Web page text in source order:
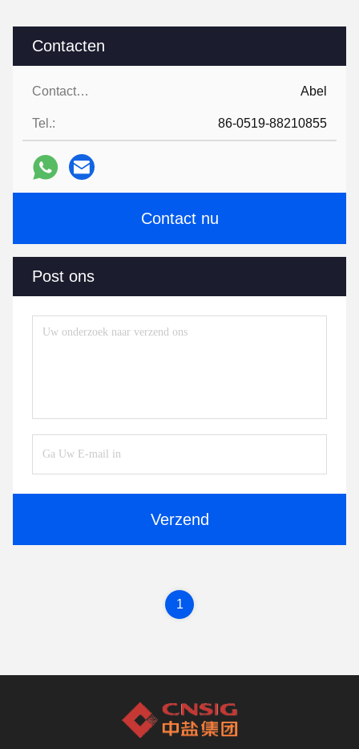
Contacten
Contacten: Abel
Tel.: 86-0519-88210855
Contact nu
Post ons
Verzend
1